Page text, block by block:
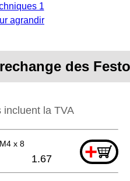
1
agrandir
des
incluent la TVA
x 8 +
1.67